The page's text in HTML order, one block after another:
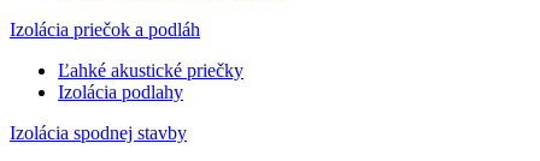
Izolácia priečok a podláh
Ľahké akustické priečky
Izolácia podlahy
Izolácia spodnej stavby